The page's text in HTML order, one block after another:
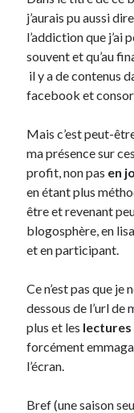
j’aurais pu aussi
l’addiction que j’ai
souvent et qu’au
il y a de contenus
facebook et
Mais c’est peut-
ma présence sur
profit, non pas en
en étant plus
être et revenant
blogosphère, en
et en participant.
Ce n’est pas que je
dessous de l’url
plus et les
forcément
l’écran.
Bref (une saison